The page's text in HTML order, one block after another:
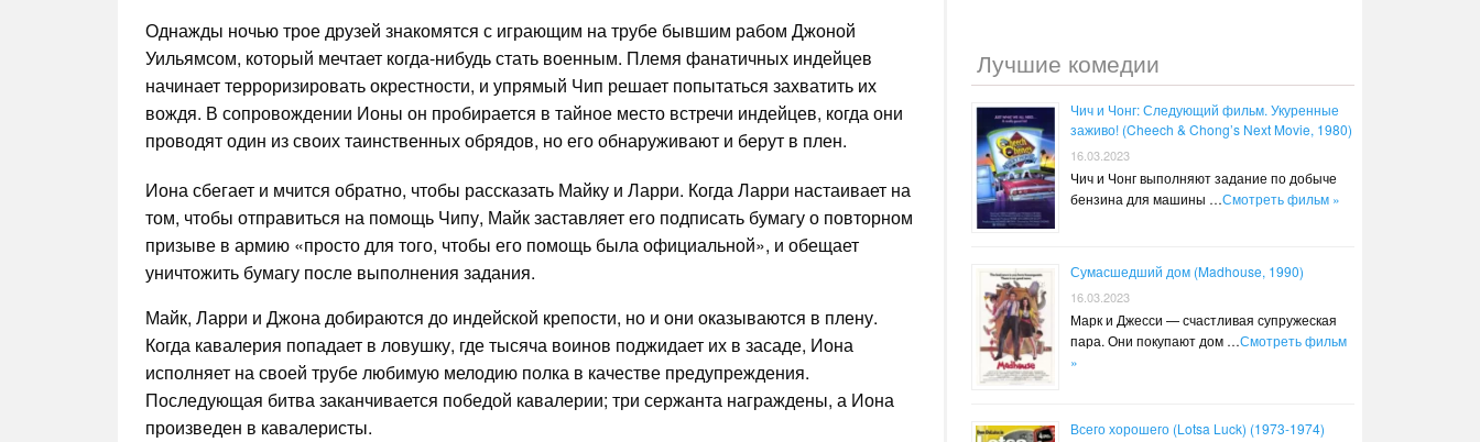
Однажды ночью трое друзей знакомятся с играющим на трубе бывшим рабом Джоной
Уильямсом, который мечтает когда-нибудь стать военным. Племя фанатичных индейцев
начинает терроризировать окрестности, и упрямый Чип решает попытаться захватить их
вождя. В сопровождении Ионы он пробирается в тайное место встречи индейцев, когда они
проводят один из своих таинственных обрядов, но его обнаруживают и берут в плен.
Иона сбегает и мчится обратно, чтобы рассказать Майку и Ларри. Когда Ларри настаивает на
том, чтобы отправиться на помощь Чипу, Майк заставляет его подписать бумагу о повторном
призыве в армию «просто для того, чтобы его помощь была официальной», и обещает
уничтожить бумагу после выполнения задания.
Майк, Ларри и Джона добираются до индейской крепости, но и они оказываются в плену.
Когда кавалерия попадает в ловушку, где тысяча воинов поджидает их в засаде, Иона
исполняет на своей трубе любимую мелодию полка в качестве предупреждения.
Последующая битва заканчивается победой кавалерии; три сержанта награждены, а Иона
произведен в кавалеристы.
Лучшие комедии
Чич и Чонг: Следующий фильм. Укуренные
заживо! (Cheech & Chong’s Next Movie, 1980)
16.03.2023
Чич и Чонг выполняют задание по добыче
бензина для машины …Смотреть фильм »
Сумасшедший дом (Madhouse, 1990)
16.03.2023
Марк и Джесси — счастливая супружеская
пара. Они покупают дом …Смотреть фильм
»
Всего хорошего (Lotsa Luck) (1973-1974)